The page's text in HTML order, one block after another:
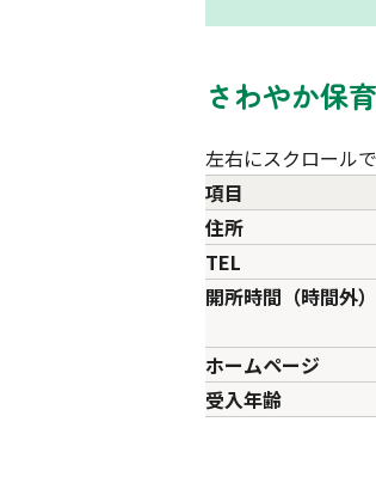
さわやか保
左右にスクロール
項目
住所
TEL
開所時間（時間外）
ホームページ
受入年齢